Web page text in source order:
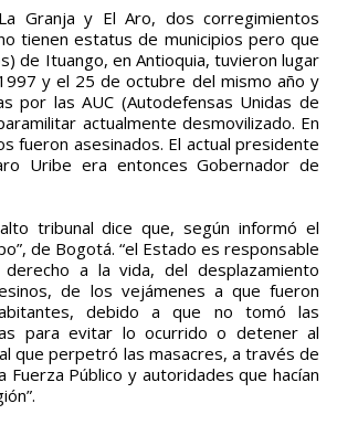
Granja y El Aro, dos corregimientos
tienen estatus de municipios pero que
de Ituango, en Antioquia, tuvieron lugar
y el 25 de octubre del mismo año y
por las AUC (Autodefensas Unidas de
actualmente desmovilizado. En
fueron asesinados. El actual presidente
Uribe era entonces Gobernador de
tribunal dice que, según informó el
de Bogotá. “el Estado es responsable
a la vida, del desplazamiento
de los vejámenes a que fueron
debido a que no tomó las
para evitar lo ocurrido o detener al
que perpetró las masacres, a través de
Fuerza Público y autoridades que hacían